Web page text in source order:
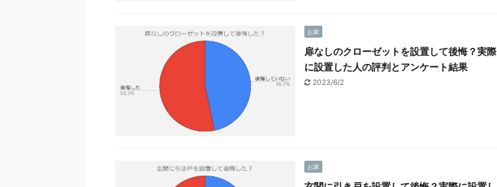
お家
扉なしのクローゼットを設置して後悔？実際
に設置した人の評判とアンケート結果
2023/6/2
お家